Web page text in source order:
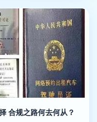
合规之路何去何从？